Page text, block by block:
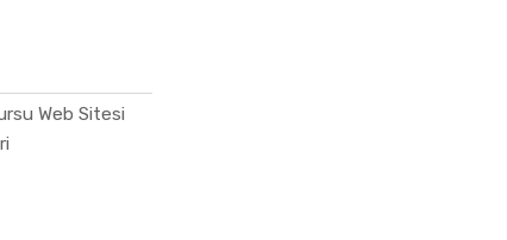
Web Sitesi